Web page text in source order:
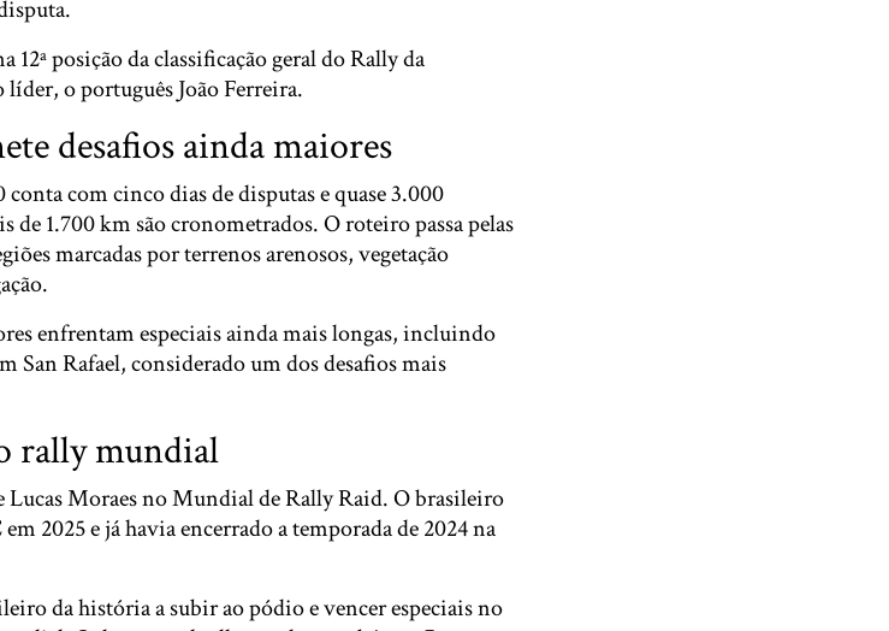
12ª posição da classificação geral do Rally da
o português João Ferreira.
desafios ainda maiores
com cinco dias de disputas e quase 3.000
de 1.700 km são cronometrados. O roteiro passa pelas
marcadas por terrenos arenosos, vegetação
enfrentam especiais ainda mais longas, incluindo
San Rafael, considerado um dos desafios mais
rally mundial
Lucas Moraes no Mundial de Rally Raid. O brasileiro
2025 e já havia encerrado a temporada de 2024 na
da história a subir ao pódio e vencer especiais no